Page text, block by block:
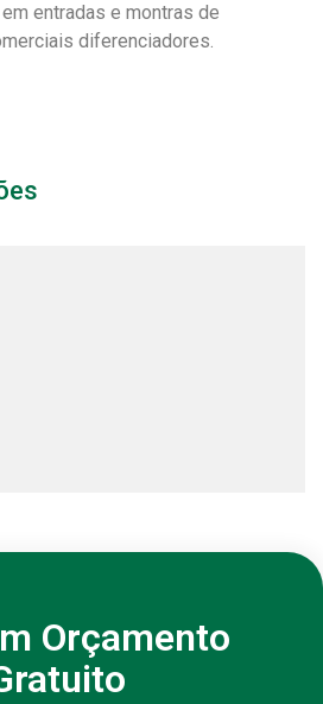
entradas e montras de
diferenciadores.
Orçamento